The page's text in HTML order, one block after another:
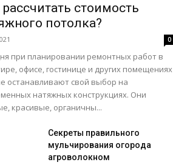
рассчитать стоимость
потолка?
0
при планировании ремонтных работ в
офисе, гостинице и других помещениях
останавливают свой выбор на
натяжных конструкциях. Они
красивые, органичны...
Секреты правильного
мульчирования огорода
агроволокном